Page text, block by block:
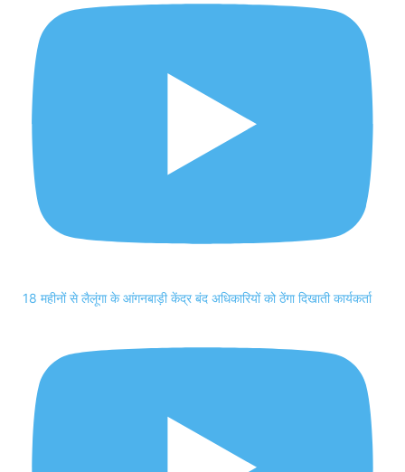
18 महीनों से लैलूंगा के आंगनबाड़ी केंद्र बंद अधिकारियों को ठेंगा दिखाती कार्यकर्ता